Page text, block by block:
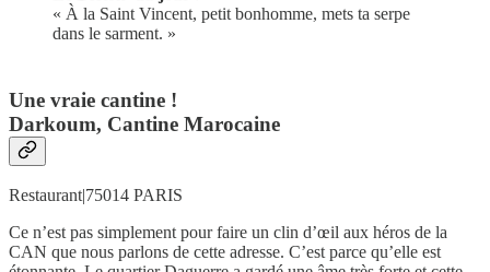
« À la Saint Vincent, petit bonhomme, mets ta serpe
dans le sarment. »
Une vraie cantine !
Darkoum, Cantine Marocaine
Restaurant|75014 PARIS
Ce n’est pas simplement pour faire un clin d’œil aux héros de la
CAN que nous parlons de cette adresse. C’est parce qu’elle est